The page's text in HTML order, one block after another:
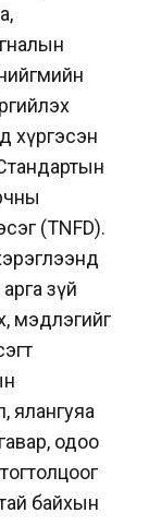
хүргэсэн
(TNFD).
зүй
мэдлэгийг
ялангуяа
одоо
байхын